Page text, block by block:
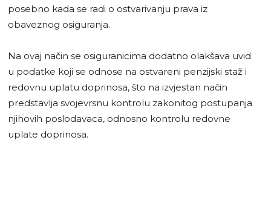
posebno kada se radi o ostvarivanju prava iz
obaveznog osiguranja.
Na ovaj način se osiguranicima dodatno olakšava uvid
u podatke koji se odnose na ostvareni penzijski staž i
redovnu uplatu doprinosa, što na izvjestan način
predstavlja svojevrsnu kontrolu zakonitog postupanja
njihovih poslodavaca, odnosno kontrolu redovne
uplate doprinosa.